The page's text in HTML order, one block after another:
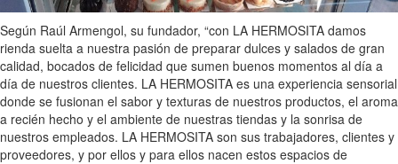
Según Raúl Armengol, su fundador, “con LA HERMOSITA damos
rienda suelta a nuestra pasión de preparar dulces y salados de gran
calidad, bocados de felicidad que sumen buenos momentos al día a
día de nuestros clientes. LA HERMOSITA es una experiencia sensorial
donde se fusionan el sabor y texturas de nuestros productos, el aroma
a recién hecho y el ambiente de nuestras tiendas y la sonrisa de
nuestros empleados. LA HERMOSITA son sus trabajadores, clientes y
proveedores, y por ellos y para ellos nacen estos espacios de